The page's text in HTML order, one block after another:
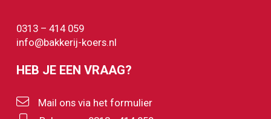
0313 – 414 059
info@bakkerij-koers.nl
HEB JE EEN VRAAG?
Mail ons via het formulier